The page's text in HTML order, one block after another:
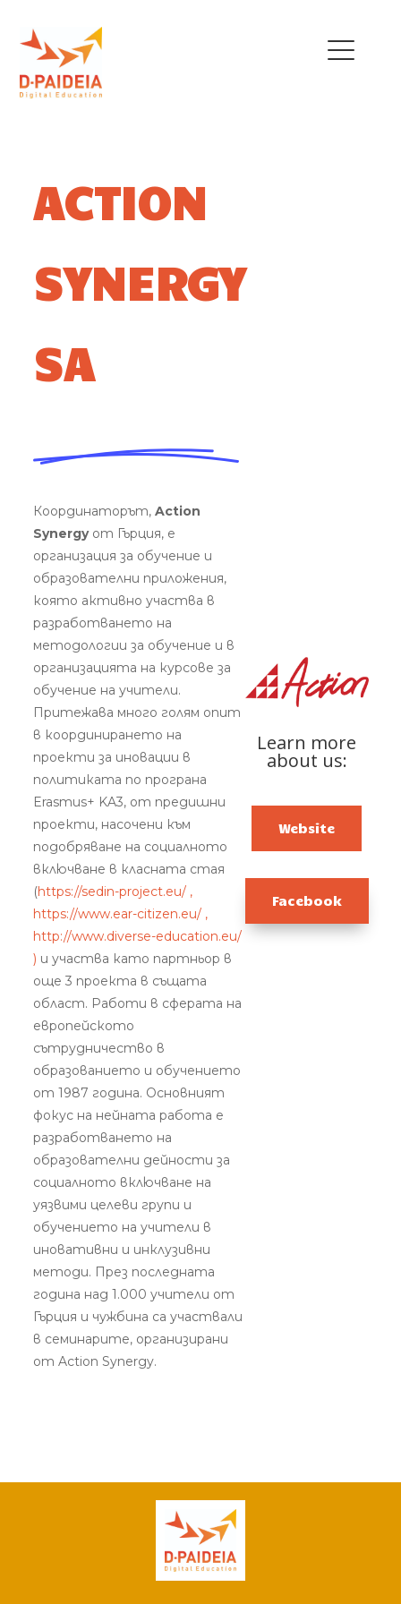
NEWS
STRATEGIES FOR SCHOOLS
ACTION
SYNERGY
SA
Координаторът, Action
Synergy от Гърция, е
организация за обучение и
образователни приложения,
която активно участва в
разработването на
методологии за обучение и в
организацията на курсове за
обучение на учители.
Притежава много голям опит
в координирането на
проекти за иновации в
политиката по програна
Erasmus+ KA3, от предишни
проекти, насочени към
подобряване на социалното
включване в класната стая
(https://sedin-project.eu/ ,
https://www.ear-citizen.eu/ ,
http://www.diverse-education.eu/
) и участва като партньор в
още 3 проекта в същата
област. Работи в сферата на
европейското
сътрудничество в
образованието и обучението
от 1987 година. Основният
фокус на нейната работа е
разработването на
образователни дейности за
социалното включване на
уязвими целеви групи и
обучението на учители в
иновативни и инклузивни
методи. През последната
година над 1.000 учители от
Гърция и чужбина са участвали
в семинарите, организирани
от Action Synergy.
Learn more
about us:
Website
Facebook